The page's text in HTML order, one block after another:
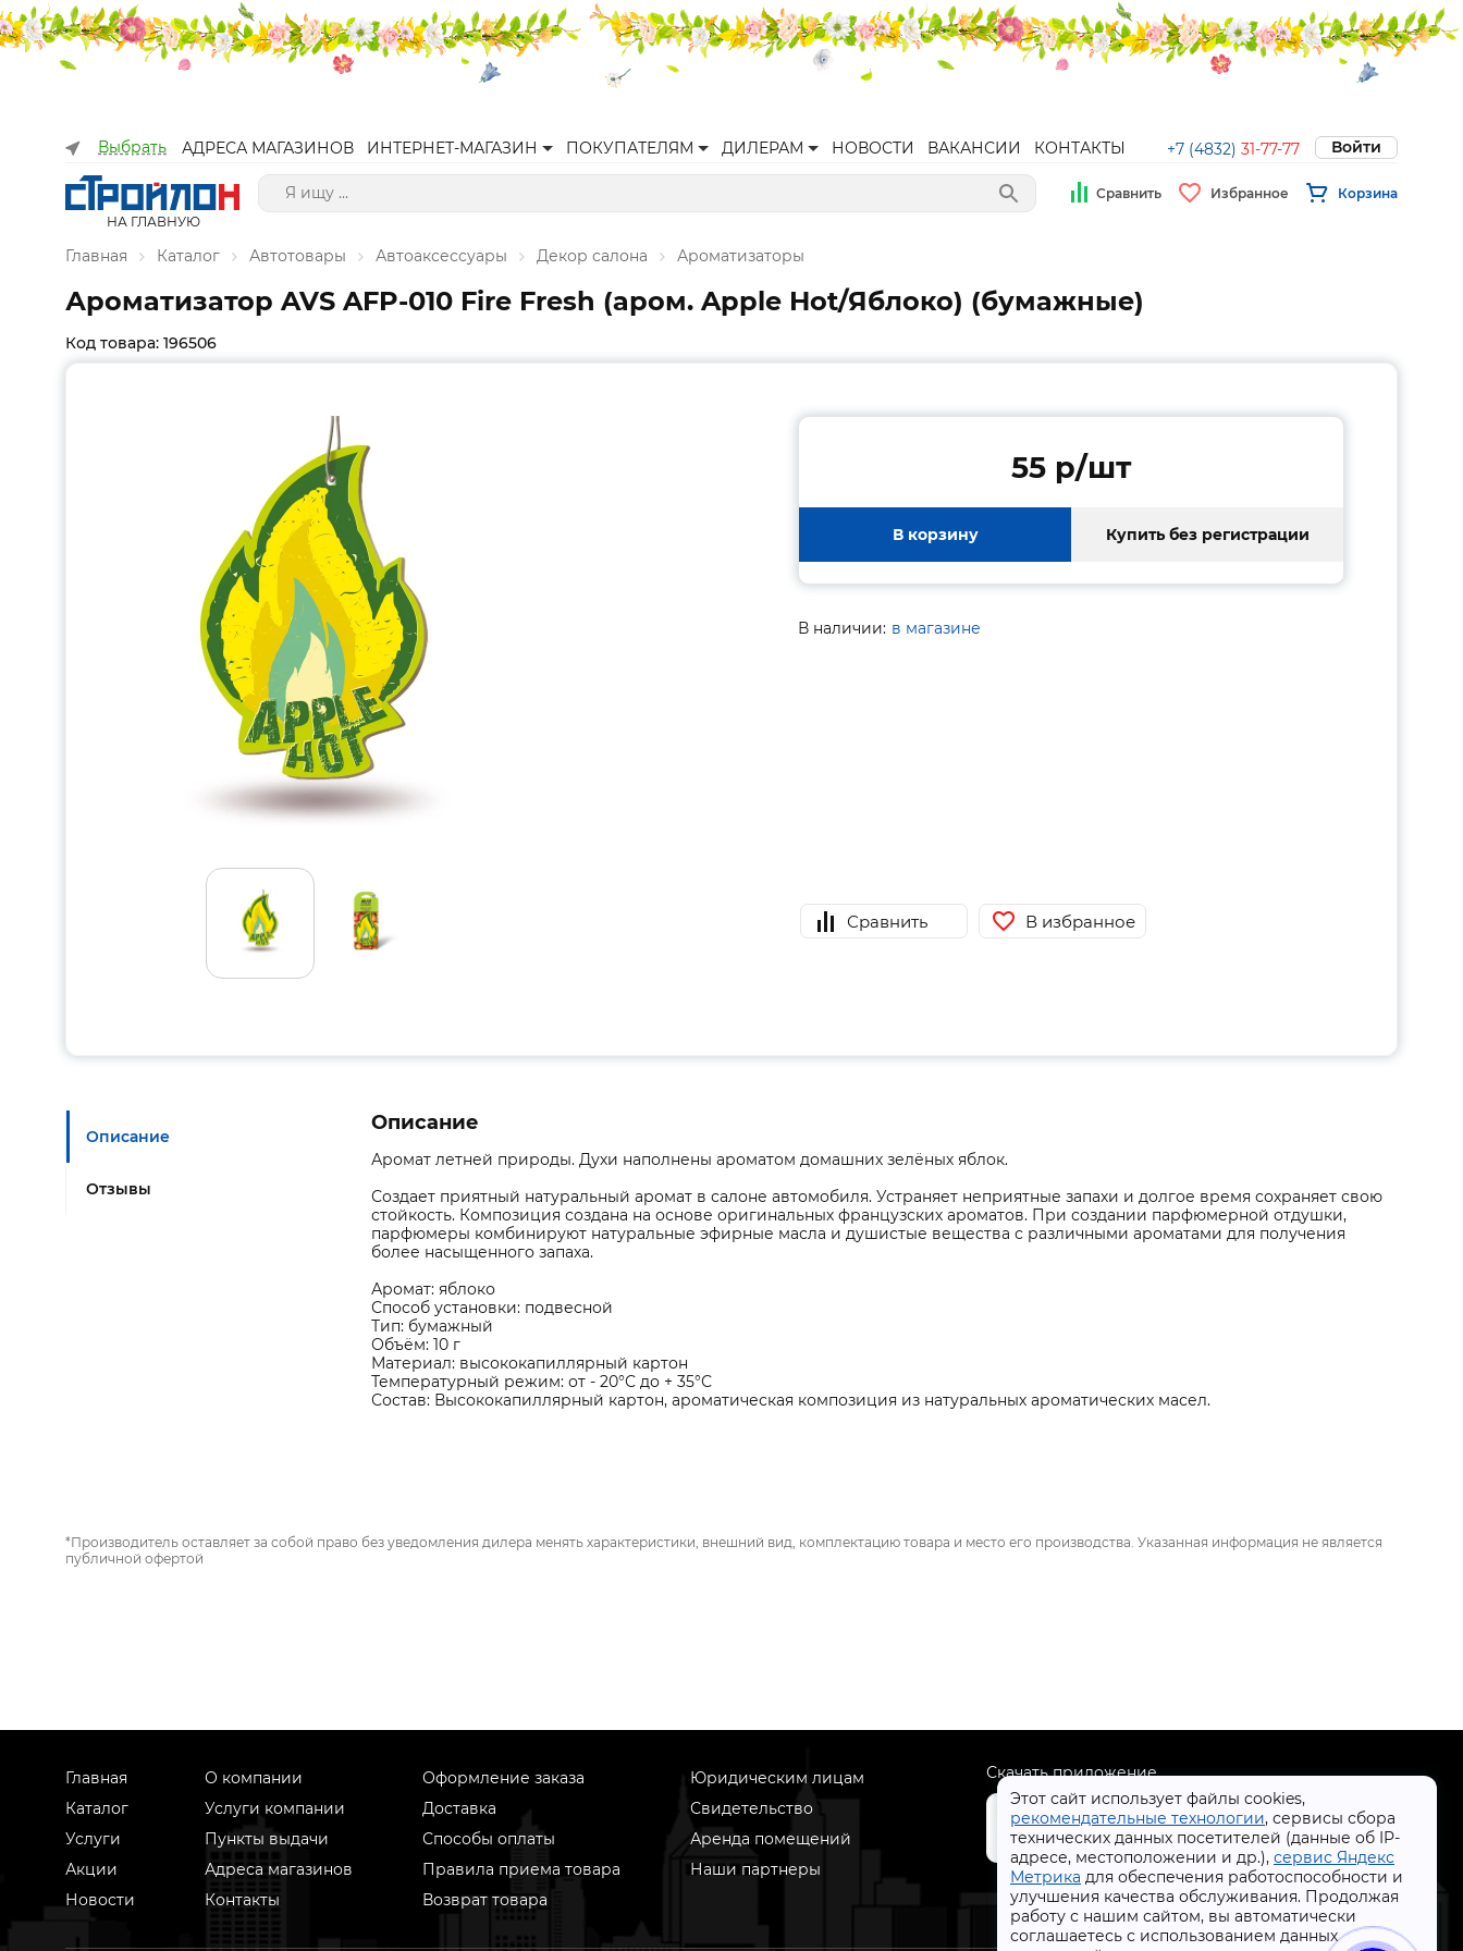
Выбрать АДРЕСА МАГАЗИНОВ ИНТЕРНЕТ-МАГАЗИН ПОКУПАТЕЛЯМ ДИЛЕРАМ НОВОСТИ ВАКАНСИИ КОНТАКТЫ +7 (4832) 31-77-77 Войти
НА ГЛАВНУЮ
Сравнить Избранное Корзина
Главная Каталог Автотовары Автоаксессуары Декор салона Ароматизаторы
Этот сайт использует файлы cookies,
рекомендательные технологии, сервисы сбора
технических данных посетителей (данные об IP-
адресе, местоположении и др.), сервис Яндекс
Метрика для обеспечения работоспособности и
улучшения качества обслуживания. Продолжая
работу с нашим сайтом, вы автоматически
соглашаетесь с использованием данных
Ароматизатор AVS AFP-010 Fire Fresh (аром. Apple Hot/Яблоко) (бумажные)
Код товара: 196506
55 p/шт
В корзину Купить без регистрации
В наличии: в магазине
Сравнить В избранное
Описание
Отзывы
Описание
Аромат летней природы. Духи наполнены ароматом домашних зелёных яблок.
Создает приятный натуральный аромат в салоне автомобиля. Устраняет неприятные запахи и долгое время сохраняет свою
стойкость. Композиция создана на основе оригинальных французских ароматов. При создании парфюмерной отдушки,
парфюмеры комбинируют натуральные эфирные масла и душистые вещества с различными ароматами для получения
более насыщенного запаха.
Аромат: яблоко
Способ установки: подвесной
Тип: бумажный
Объём: 10 г
Материал: высококапиллярный картон
Температурный режим: от - 20°С до + 35°С
Состав: Высококапиллярный картон, ароматическая композиция из натуральных ароматических масел.
*Производитель оставляет за собой право без уведомления дилера менять характеристики, внешний вид, комплектацию товара и место его производства. Указанная информация не является
публичной офертой
Главная
Каталог
Услуги
Акции
Новости
О компании
Услуги компании
Пункты выдачи
Адреса магазинов
Контакты
Оформление заказа
Доставка
Способы оплаты
Правила приема товара
Возврат товара
Юридическим лицам
Свидетельство
Аренда помещений
Наши партнеры
Скачать приложение
+7 (4832) 31-77-77